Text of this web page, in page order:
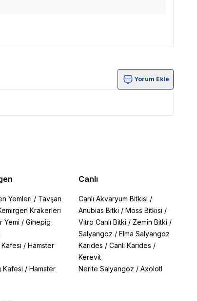
Yorum Ekle
Yemleri / Tavşan
Krakerleri
Yemi / Ginepig
/ Hamster
Kafesi / Hamster
Canlı
Canlı Akvaryum Bitkisi /
Anubias Bitki /Moss Bitkisi /
Vitro Canlı Bitki / Zemin Bitki /
Salyangoz /Elma Salyangoz
Karides /Canlı Karides /
Kerevit
Nerite Salyangoz /Axolotl